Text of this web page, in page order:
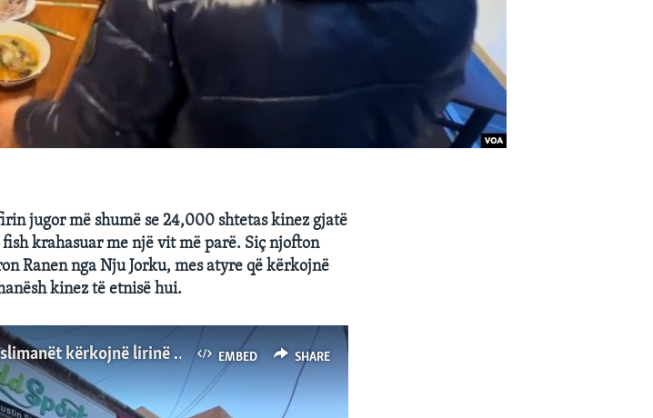
jugor më shumë se 24,000 shtetas kinez gjatë
krahasuar me një vit më parë. Siç njofton
Ranen nga Nju Jorku, mes atyre që kërkojnë
kinez të etnisë hui.
EMBED SHARE
Të larguar nga shtypja në Kinë, myslimanët kërkojnë lirinë në qytetin e Nju Jorkut